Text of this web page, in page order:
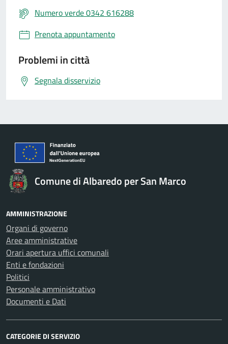
Numero verde 0342 616288
Prenota appuntamento
Problemi in città
Segnala disservizio
Comune di Albaredo per San Marco
AMMINISTRAZIONE
Organi di governo
Aree amministrative
Orari apertura uffici comunali
Enti e fondazioni
Politici
Personale amministrativo
Documenti e Dati
CATEGORIE DI SERVIZIO